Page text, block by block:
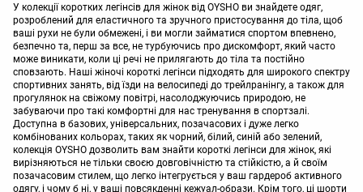
У колекції коротких легінсів для жінок від OYSHO ви знайдете одяг,
розроблений для еластичного та зручного пристосування до тіла, щоб
ваші рухи не були обмежені, і ви могли займатися спортом впевнено,
безпечно та, перш за все, не турбуючись про дискомфорт, який часто
може виникати, коли ці речі не прилягають до тіла та постійно
сповзають. Наші жіночі короткі легінси підходять для широкого спектру
спортивних занять, від їзди на велосипеді до трейлранінгу, а також для
прогулянок на свіжому повітрі, насолоджуючись природою, не
забуваючи про такі комфортні для нас тренування в спортзалі.
Доступна в базових, універсальних, позачасових і дуже легко
комбінованих кольорах, таких як чорний, білий, синій або зелений,
колекція OYSHO дозволить вам знайти короткі легінси для жінок, які
вирізняються не тільки своєю довговічністю та стійкістю, а й своїм
позачасовим стилем, що легко інтегрується у ваш гардероб активного
одягу, і чому б ні, у ваші повсякденні кежуал-образи. Крім того, ці шорти